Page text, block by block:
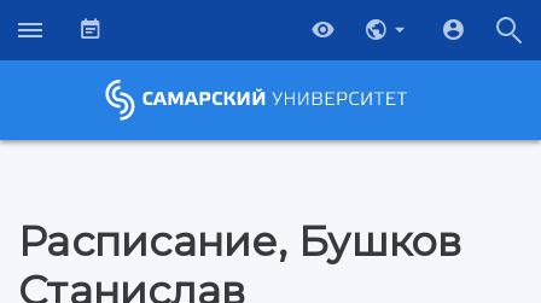
Расписание, Бушков
Станислав